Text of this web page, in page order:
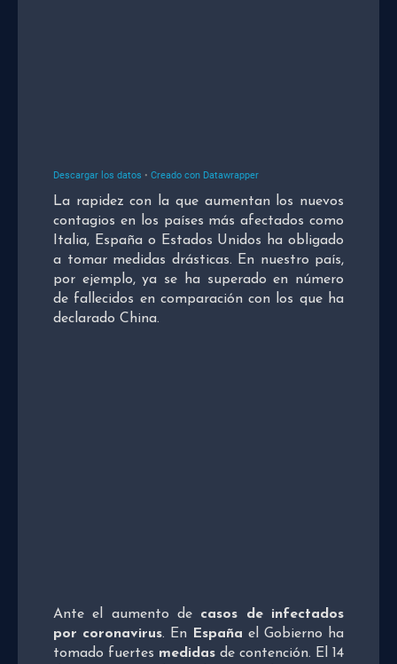
La rapidez con la que aumentan los nuevos
contagios en los países más afectados como
Italia, España o Estados Unidos ha obligado
a tomar medidas drásticas. En nuestro país,
por ejemplo, ya se ha superado en número
de fallecidos en comparación con los que ha
declarado China.
Ante el aumento de casos de infectados
por coronavirus. En España el Gobierno ha
tomado fuertes medidas de contención. El 14